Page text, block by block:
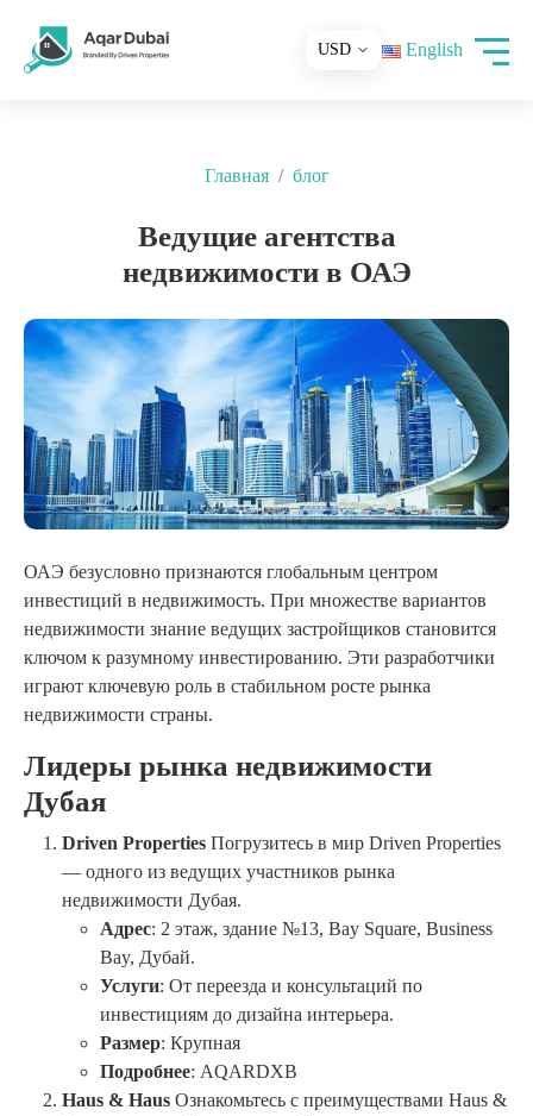
English
Главная блог
Ведущие агентства
недвижимости в ОАЭ
ОАЭ безусловно признаются глобальным центром
инвестиций в недвижимость. При множестве вариантов
недвижимости знание ведущих застройщиков становится
ключом к разумному инвестированию. Эти разработчики
играют ключевую роль в стабильном росте рынка
недвижимости страны.
Лидеры рынка недвижимости
Дубая
Driven Properties Погрузитесь в мир Driven Properties
— одного из ведущих участников рынка
недвижимости Дубая.
Адрес: 2 этаж, здание №13, Bay Square, Business
Bay, Дубай.
Услуги: От переезда и консультаций по
инвестициям до дизайна интерьера.
Размер: Крупная
Подробнее: AQARDXB
Haus & Haus Ознакомьтесь с преимуществами Haus &